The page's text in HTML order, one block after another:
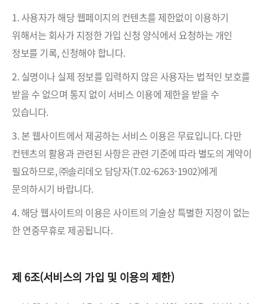
1. 사용자가 해당 웹페이지의 컨텐츠를 제한없이 이용하기
위해서는 회사가 지정한 가입 신청 양식에서 요청하는 개인
정보를 기록, 신청해야 합니다.
2. 실명이나 실제 정보를 입력하지 않은 사용자는 법적인 보호를
받을 수 없으며 통지 없이 서비스 이용에 제한을 받을 수
있습니다.
3. 본 웹사이트에서 제공하는 서비스 이용은 무료입니다. 다만
컨텐츠의 활용과 관련된 사항은 관련 기준에 따라 별도의 계약이
필요하므로, ㈜솔리데오 담당자(T.02-6263-1902)에게
문의하시기 바랍니다.
4. 해당 웹사이트의 이용은 사이트의 기술상 특별한 지장이 없는
한 연중무휴로 제공됩니다.
제 6조(서비스의 가입 및 이용의 제한)